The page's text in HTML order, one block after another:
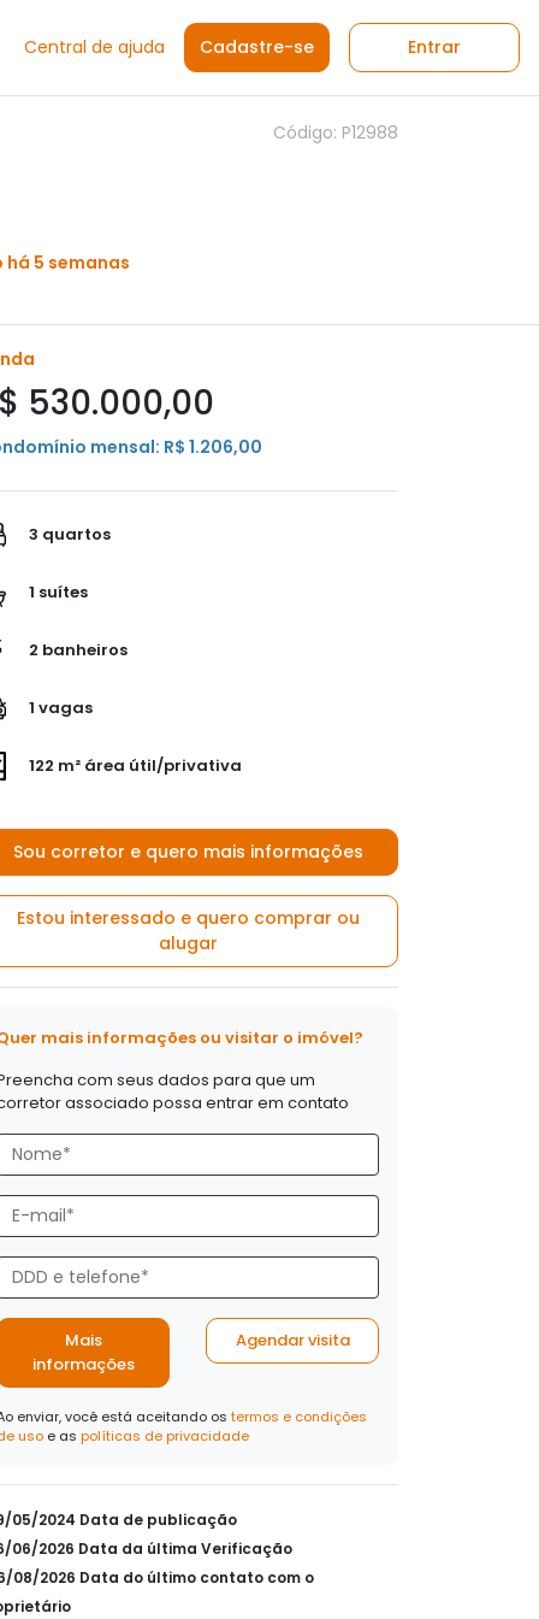
Central de ajuda Cadastre-se Entrar
Código: P12988
5 semanas
530.000,00
mensal: R$ 1.206,00
3 quartos
1 suítes
2 banheiros
1 vagas
122 m² área útil/privativa
Sou corretor e quero mais informações
Estou interessado e quero comprar ou
alugar
mais informações ou visitar o imóvel?
com seus dados para que um
associado possa entrar em contato
Mais
informações
Agendar visita
enviar, você está aceitando os termos e condições
uso e as políticas de privacidade
05/2024 Data de publicação
06/2026 Data da última Verificação
08/2026 Data do último contato com o